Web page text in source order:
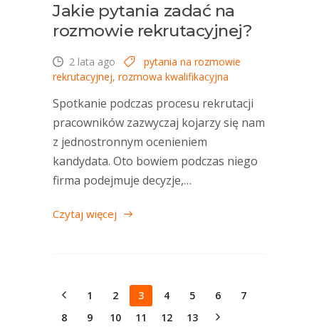
Jakie pytania zadać na
rozmowie rekrutacyjnej?
2 lata ago
pytania na rozmowie
rekrutacyjnej, rozmowa kwalifikacyjna
Spotkanie podczas procesu rekrutacji
pracowników zazwyczaj kojarzy się nam
z jednostronnym ocenieniem
kandydata. Oto bowiem podczas niego
firma podejmuje decyzje,…
Czytaj więcej
1 2 3 4 5 6
7
8
9 10 11 12 13